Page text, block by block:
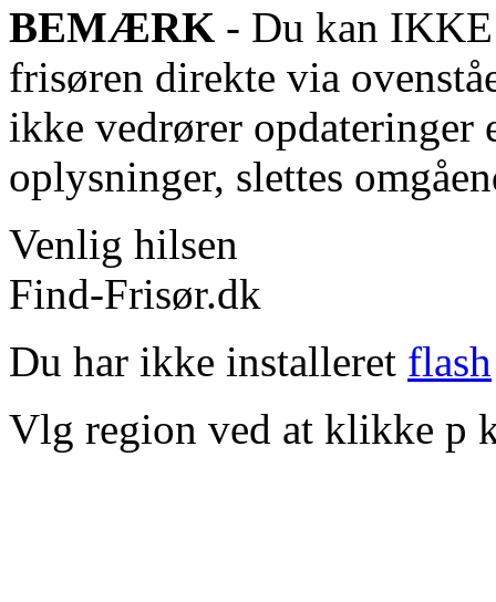
BEMÆRK - Du kan IKKE
frisøren direkte via
ikke vedrører opdateringer
oplysninger, slettes
Venlig hilsen
Find-Frisør.dk
Du har ikke installeret flash
Vlg region ved at klikke p